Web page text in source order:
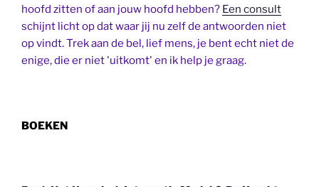
hoofd zitten of aan jouw hoofd hebben? Een consult
schijnt licht op dat waar jij nu zelf de antwoorden niet
op vindt. Trek aan de bel, lief mens, je bent echt niet de
enige, die er niet 'uitkomt' en ik help je graag.
BOEKEN